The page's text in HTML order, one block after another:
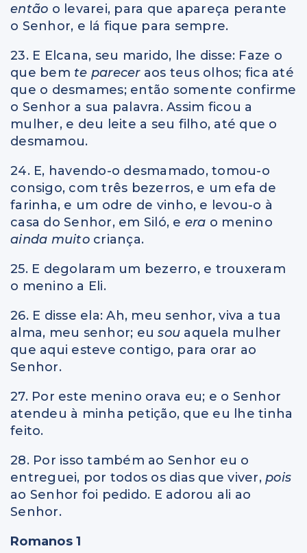
então o levarei, para que apareça perante
o Senhor, e lá fique para sempre.
23. E Elcana, seu marido, lhe disse: Faze o
que bem te parecer aos teus olhos; fica até
que o desmames; então somente confirme
o Senhor a sua palavra. Assim ficou a
mulher, e deu leite a seu filho, até que o
desmamou.
24. E, havendo-o desmamado, tomou-o
consigo, com três bezerros, e um efa de
farinha, e um odre de vinho, e levou-o à
casa do Senhor, em Siló, e era o menino
ainda muito criança.
25. E degolaram um bezerro, e trouxeram
o menino a Eli.
26. E disse ela: Ah, meu senhor, viva a tua
alma, meu senhor; eusou aquela mulher
que aqui esteve contigo, para orar ao
Senhor.
27. Por este menino orava eu; e o Senhor
atendeu à minha petição, que eu lhe tinha
feito.
28. Por isso também ao Senhor eu o
entreguei, por todos os dias que viver, pois
ao Senhor foi pedido. E adorou ali ao
Senhor.
Romanos 1